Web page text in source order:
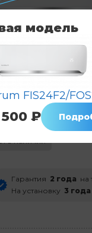
Ferrum
в наличии
Гарантия 2 года на
На установку 3 года
модель
FIS24F2/
₽